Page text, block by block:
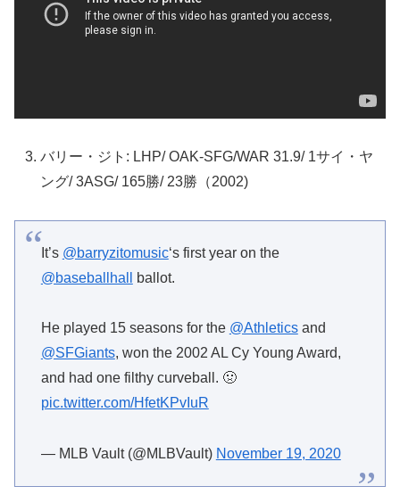
バリー・ジト: LHP/ OAK-SFG/WAR 31.9/ 1サイ・ヤ
ング/ 3ASG/ 165勝/ 23勝（2002)
It’s @barryzitomusic‘s first year on the
@baseballhall
ballot.
He played 15 seasons for the @Athleticsand
@SFGiants, won the 2002 AL Cy Young Award,
and had one filthy curveball. 🤢
pic.twitter.com/HfetKPvIuR
— MLB Vault (@MLBVault) November 19, 2020